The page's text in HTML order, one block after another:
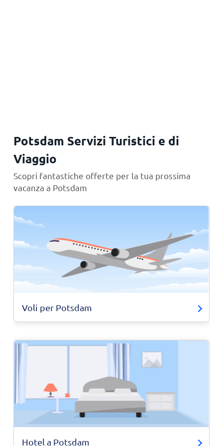
Potsdam Servizi Turistici e di
Viaggio
Scopri fantastiche offerte per la tua prossima
vacanza a Potsdam
Voli per Potsdam
Hotel a Potsdam